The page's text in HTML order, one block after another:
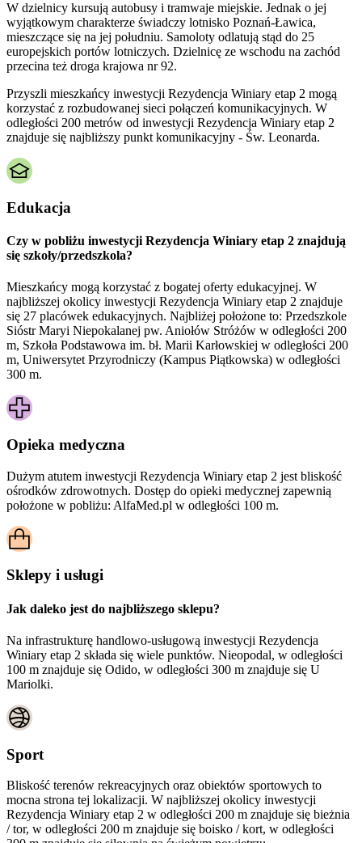
W dzielnicy kursują autobusy i tramwaje miejskie. Jednak o jej
wyjątkowym charakterze świadczy lotnisko Poznań-Ławica,
mieszczące się na jej południu. Samoloty odlatują stąd do 25
europejskich portów lotniczych. Dzielnicę ze wschodu na zachód
przecina też droga krajowa nr 92.
Przyszli mieszkańcy inwestycji Rezydencja Winiary etap 2 mogą
korzystać z rozbudowanej sieci połączeń komunikacyjnych. W
odległości 200 metrów od inwestycji Rezydencja Winiary etap 2
znajduje się najbliższy punkt komunikacyjny - Św. Leonarda.
Edukacja
Czy w pobliżu inwestycji Rezydencja Winiary etap 2 znajdują
się szkoły/przedszkola?
Mieszkańcy mogą korzystać z bogatej oferty edukacyjnej. W
najbliższej okolicy inwestycji Rezydencja Winiary etap 2 znajduje
się 27 placówek edukacyjnych. Najbliżej położone to: Przedszkole
Sióstr Maryi Niepokalanej pw. Aniołów Stróżów w odległości 200
m, Szkoła Podstawowa im. bł. Marii Karłowskiej w odległości 200
m, Uniwersytet Przyrodniczy (Kampus Piątkowska) w odległości
300 m.
Opieka medyczna
Dużym atutem inwestycji Rezydencja Winiary etap 2 jest bliskość
ośrodków zdrowotnych. Dostęp do opieki medycznej zapewnią
położone w pobliżu: AlfaMed.pl w odległości 100 m.
Sklepy i usługi
Jak daleko jest do najbliższego sklepu?
Na infrastrukturę handlowo-usługową inwestycji Rezydencja
Winiary etap 2 składa się wiele punktów. Nieopodal, w odległości
100 m znajduje się Odido, w odległości 300 m znajduje się U
Mariolki.
Sport
Bliskość terenów rekreacyjnych oraz obiektów sportowych to
mocna strona tej lokalizacji. W najbliższej okolicy inwestycji
Rezydencja Winiary etap 2 w odległości 200 m znajduje się bieżnia
/ tor, w odległości 200 m znajduje się boisko / kort, w odległości